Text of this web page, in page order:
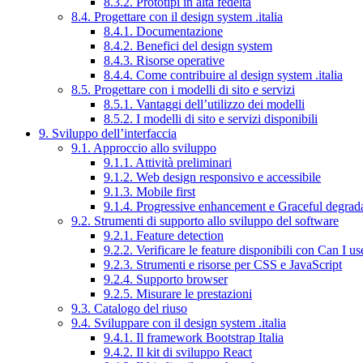
8.4. Progettare con il design system .italia
8.4.1. Documentazione
8.4.2. Benefici del design system
8.4.3. Risorse operative
8.4.4. Come contribuire al design system .italia
8.5. Progettare con i modelli di sito e servizi
8.5.1. Vantaggi dell’utilizzo dei modelli
8.5.2. I modelli di sito e servizi disponibili
9. Sviluppo dell’interfaccia
9.1. Approccio allo sviluppo
9.1.1. Attività preliminari
9.1.2. Web design responsivo e accessibile
9.1.3. Mobile first
9.1.4. Progressive enhancement e Graceful
9.2. Strumenti di supporto allo sviluppo del software
9.2.1. Feature detection
9.2.2. Verificare le feature disponibili con Can I
9.2.3. Strumenti e risorse per CSS e JavaScript
9.2.4. Supporto browser
9.2.5. Misurare le prestazioni
9.3. Catalogo del riuso
9.4. Sviluppare con il design system .italia
9.4.1. Il framework Bootstrap Italia
9.4.2. Il kit di sviluppo React